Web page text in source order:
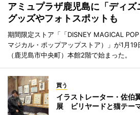
アミュプラザ鹿児島に「ディ
グッズやフォトスポットも
期間限定ストア「「DISNEY MAGICAL
マジカル・ポップアップストア）」が1月
（鹿児島市中央町）本館2階で始まった。
買う
イラストレーター・佐伯
展 ビリヤードと猫テー